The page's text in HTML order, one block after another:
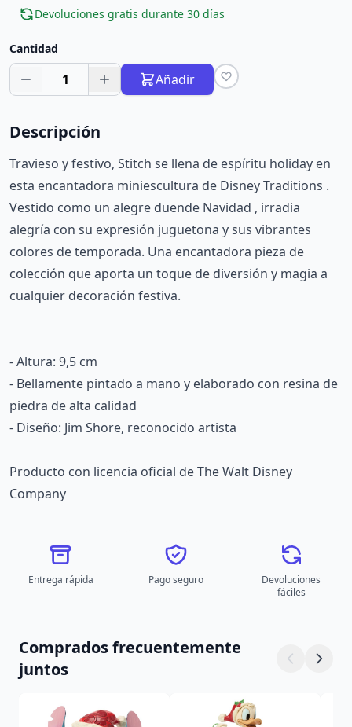
Devoluciones gratis durante 30 días
Cantidad
1 Añadir
Descripción
Travieso y festivo, Stitch se llena de espíritu holiday en
esta encantadora miniescultura de Disney Traditions .
Vestido como un alegre duende Navidad , irradia
alegría con su expresión juguetona y sus vibrantes
colores de temporada. Una encantadora pieza de
colección que aporta un toque de diversión y magia a
cualquier decoración festiva.
- Altura: 9,5 cm
- Bellamente pintado a mano y elaborado con resina de
piedra de alta calidad
- Diseño: Jim Shore, reconocido artista
Producto con licencia oficial de The Walt Disney
Company
Entrega rápida Pago seguro
Devoluciones
fáciles
Comprados frecuentemente
juntos